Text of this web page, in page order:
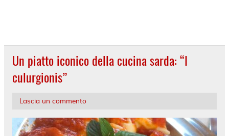
Un piatto iconico della cucina sarda: “I
culurgionis”
Lascia un commento